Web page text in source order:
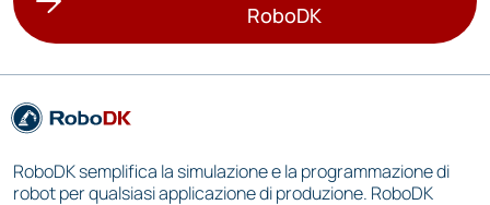
RoboDK
RoboDK semplifica la simulazione e la programmazione di
robot per qualsiasi applicazione di produzione. RoboDK